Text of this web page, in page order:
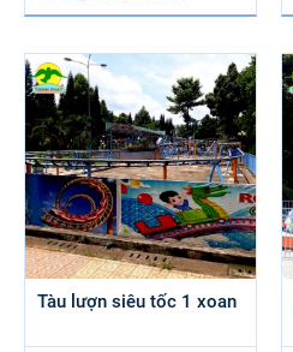
Tàu lượn siêu tốc 1 xoan